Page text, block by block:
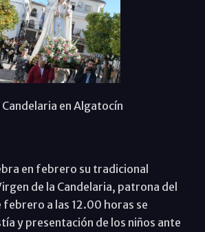
en Algatocín
en febrero su tradicional
de la Candelaria, patrona del
febrero a las 12.00 horas se
y presentación de los niños ante